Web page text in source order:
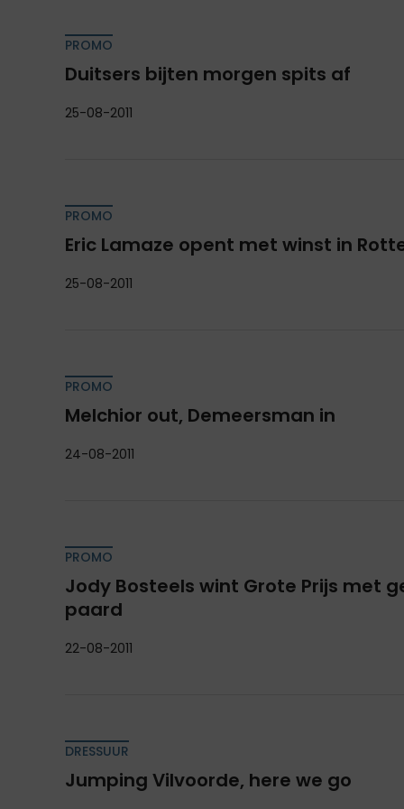
PROMO
Duitsers bijten morgen spits af
25-08-2011
PROMO
Eric Lamaze opent met winst in
25-08-2011
PROMO
Melchior out, Demeersman in
24-08-2011
PROMO
Jody Bosteels wint Grote Prijs met
paard
22-08-2011
DRESSUUR
Jumping Vilvoorde, here we go